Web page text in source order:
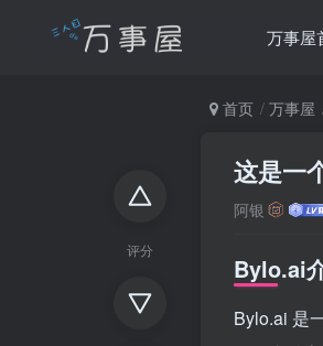
万事屋
评分
首页 万事屋
这是一
阿银
Bylo.ai
Bylo.ai 是